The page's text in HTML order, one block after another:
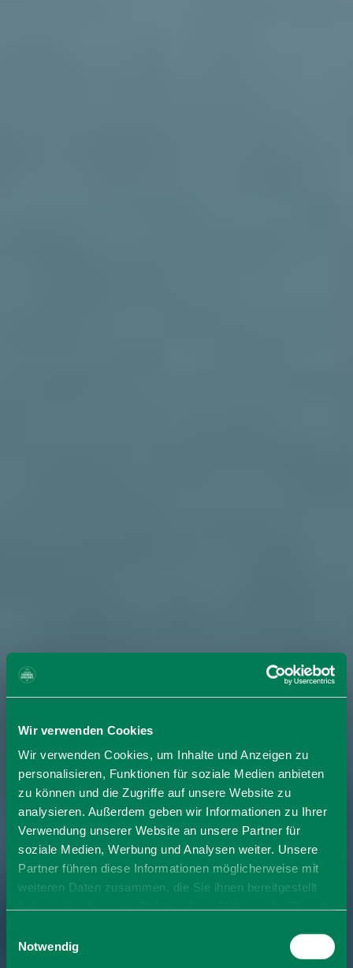
Wir verwenden Cookies
Wir verwenden Cookies, um Inhalte und Anzeigen zu
personalisieren, Funktionen für soziale Medien anbieten
zu können und die Zugriffe auf unsere Website zu
analysieren. Außerdem geben wir Informationen zu Ihrer
Verwendung unserer Website an unsere Partner für
soziale Medien, Werbung und Analysen weiter. Unsere
Partner führen diese Informationen möglicherweise mit
weiteren Daten zusammen, die Sie ihnen bereitgestellt
Cookies, wenn Sie unsere Webseite weiterhin nutzen.
Notwendig